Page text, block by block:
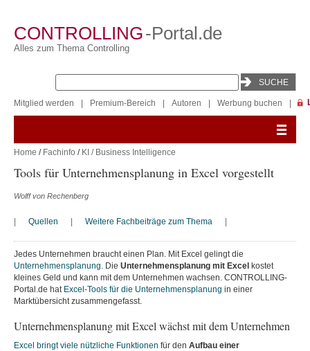
CONTROLLING-Portal.de
Alles zum Thema Controlling
Mitglied werden Premium-Bereich Autoren Werbung buchen
Home / Fachinfo / KI / Business Intelligence
Tools für Unternehmensplanung in Excel vorgestellt
Wolff von Rechenberg
Quellen Weitere Fachbeiträge zum Thema
Jedes Unternehmen braucht einen Plan. Mit Excel gelingt die
Unternehmensplanung. Die Unternehmensplanung mit Excel kostet
kleines Geld und kann mit dem Unternehmen wachsen. CONTROLLING-
Portal.de hat Excel-Tools für die Unternehmensplanung in einer
Marktübersicht zusammengefasst.
Unternehmensplanung mit Excel wächst mit dem Unternehmen
Excel bringt viele nützliche Funktionen für den Aufbau einer